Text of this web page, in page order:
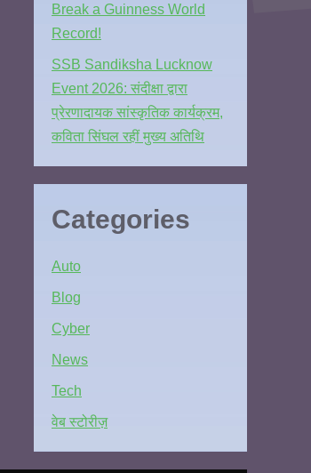
Break a Guinness World
Record!
SSB Sandiksha Lucknow
Event 2026: संदीक्षा द्वारा
प्रेरणादायक सांस्कृतिक कार्यक्रम,
कविता सिंघल रहीं मुख्य अतिथि
Categories
Auto
Blog
Cyber
News
Tech
वेब स्टोरीज़